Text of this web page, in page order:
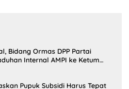
Bidang Ormas DPP Partai
Internal AMPI ke Ketum
Pupuk Subsidi Harus Tepat